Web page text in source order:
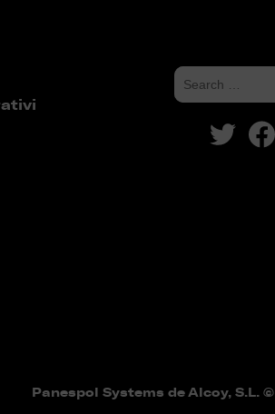
Panespol Systems de Alcoy, S.L. ©